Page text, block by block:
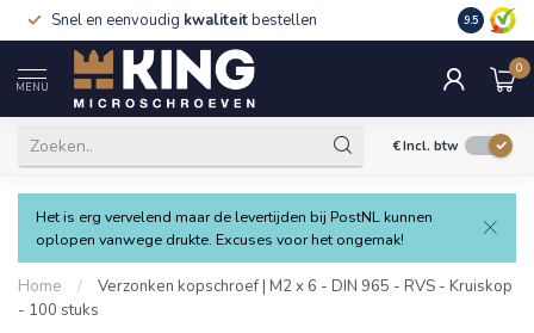
Snel en eenvoudig kwaliteitbestellen 9.5
MENU
0
€Incl. btw
Het is erg vervelend maar de levertijden bij PostNL kunnen
oplopen vanwege drukte. Excuses voor het ongemak!
Home /
Verzonken kopschroef | M2 x 6 - DIN 965 - RVS - Kruiskop
- 100 stuks